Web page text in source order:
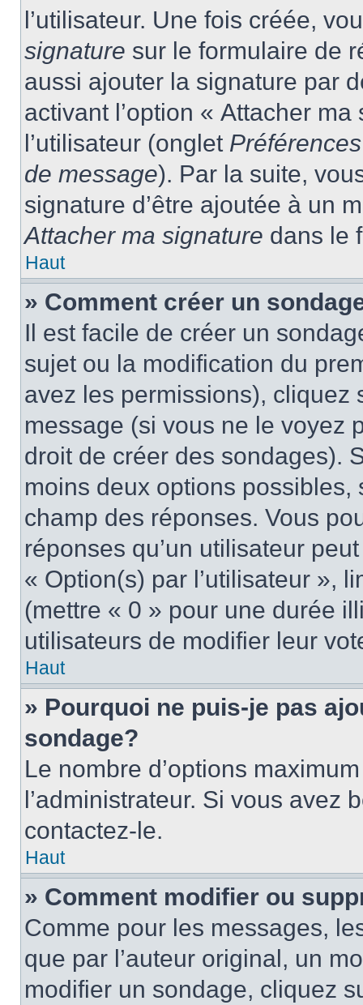
l’utilisateur. Une fois créée,
signature sur le formulaire de
aussi ajouter la signature par
activant l’option « Attacher
l’utilisateur (onglet
de message). Par la suite,
signature d’être ajoutée à un
Attacher ma signature dans le
Haut
» Comment créer un
Il est facile de créer un
sujet ou la modification du
avez les permissions), cliquez
message (si vous ne le voyez
droit de créer des sondages).
moins deux options
champ des réponses. Vous
réponses qu’un utilisateur
« Option(s) par l’utilisateur »,
(mettre « 0 » pour une durée
utilisateurs de modifier leur
Haut
» Pourquoi ne puis-je pas
sondage?
Le nombre d’options
l’administrateur. Si vous avez
contactez-le.
Haut
» Comment modifier ou
Comme pour les messages,
que par l’auteur original, un
modifier un sondage, cliquez